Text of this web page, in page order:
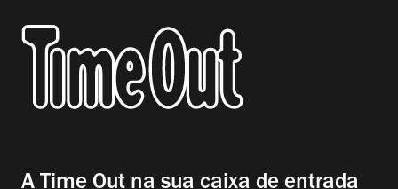
A Time Out na sua caixa de entrada